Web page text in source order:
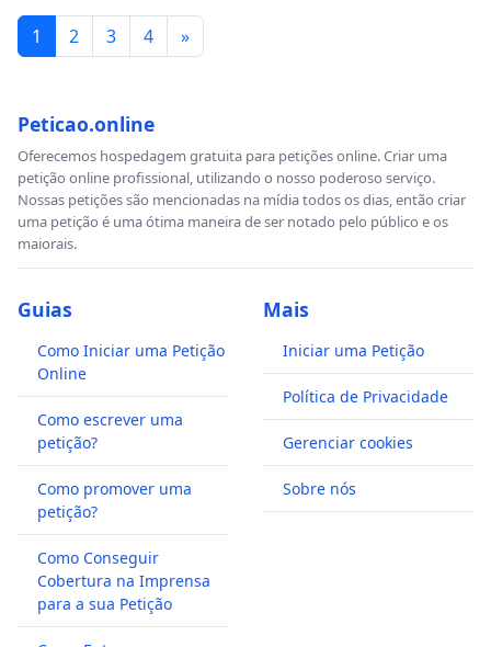
1 2 3 4 »
Peticao.online
Oferecemos hospedagem gratuita para petições online. Criar uma
petição online profissional, utilizando o nosso poderoso serviço.
Nossas petições são mencionadas na mídia todos os dias, então criar
uma petição é uma ótima maneira de ser notado pelo público e os
maiorais.
Guias
Como Iniciar uma Petição
Online
Como escrever uma
petição?
Como promover uma
petição?
Como Conseguir
Cobertura na Imprensa
para a sua Petição
Mais
Iniciar uma Petição
Política de Privacidade
Gerenciar cookies
Sobre nós